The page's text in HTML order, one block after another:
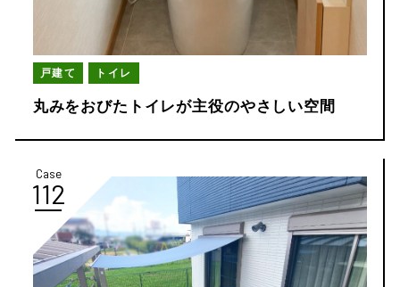
戸建て トイレ
丸みをおびたトイレが主役のやさしい空間
Case
112